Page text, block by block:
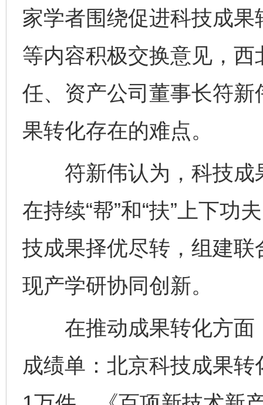
家学者围绕促进科技成
等内容积极交换意见，
任、资产公司董事长符
果转化存在的难点。
符新伟认为，科技成
在持续“帮”和“扶”上下功
技成果择优尽转，组建
现产学研协同创新。
在推动成果转化方面
成绩单：北京科技成果